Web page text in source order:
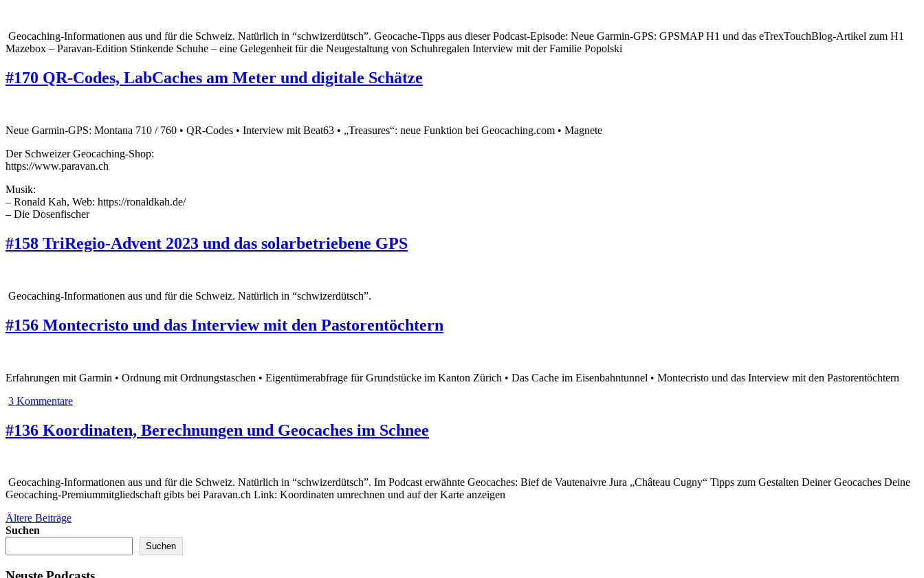
Geocaching-Informationen aus und für die Schweiz. Natürlich in “schwizerdütsch”. Geocache-Tipps aus dieser Podcast-Episode: Neue Garmin-GPS: GPSMAP H1 und das eTrexTouchBlog-Artikel zum H1
Mazebox – Paravan-Edition Stinkende Schuhe – eine Gelegenheit für die Neugestaltung von Schuhregalen Interview mit der Familie Popolski
#170 QR-Codes, LabCaches am Meter und digitale Schätze
Neue Garmin-GPS: Montana 710 / 760 • QR-Codes • Interview mit Beat63 • „Treasures“: neue Funktion bei Geocaching.com • Magnete
Der Schweizer Geocaching-Shop:
https://www.paravan.ch
Musik:
– Ronald Kah, Web: https://ronaldkah.de/
– Die Dosenfischer
#158 TriRegio-Advent 2023 und das solarbetriebene GPS
Geocaching-Informationen aus und für die Schweiz. Natürlich in “schwizerdütsch”.
#156 Montecristo und das Interview mit den Pastorentöchtern
Erfahrungen mit Garmin • Ordnung mit Ordnungstaschen • Eigentümerabfrage für Grundstücke im Kanton Zürich • Das Cache im Eisenbahntunnel • Montecristo und das Interview mit den Pastorentöchtern
3 Kommentare
#136 Koordinaten, Berechnungen und Geocaches im Schnee
Geocaching-Informationen aus und für die Schweiz. Natürlich in “schwizerdütsch”. Im Podcast erwähnte Geocaches: Bief de Vautenaivre Jura „Château Cugny“ Tipps zum Gestalten Deiner Geocaches Deine
Geocaching-Premiummitgliedschaft gibts bei Paravan.ch Link: Koordinaten umrechnen und auf der Karte anzeigen
Beitragsnavigation
Ältere Beiträge
Suchen
Suchen